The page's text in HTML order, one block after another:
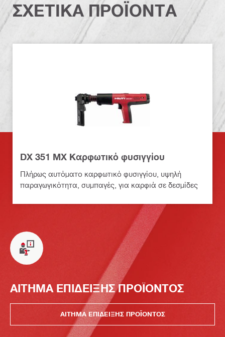
ΣΧΕΤΙΚΑ ΠΡΟΪΟΝΤΑ
DX 351 MX Καρφωτικό φυσιγγίου
Πλήρως αυτόματο καρφωτικό φυσιγγίου, υψηλή
παραγωγικότητα, συμπαγές, για καρφιά σε δεσμίδες
ΑΙΤΗΜΑ ΕΠΙΔΕΙΞΗΣ ΠΡΟΪΟΝΤΟΣ
ΑΙΤΗΜΑ ΕΠΙΔΕΙΞΗΣ ΠΡΟΪΟΝΤΟΣ